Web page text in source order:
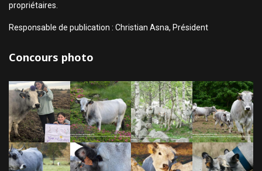
propriétaires.
Responsable de publication : Christian Asna, Président
Concours photo